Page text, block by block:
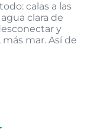
calas a las
clara de
y
mar. Así de